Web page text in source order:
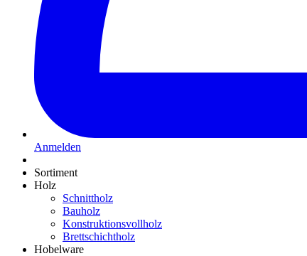
Anmelden
Sortiment
Holz
Schnittholz
Bauholz
Konstruktionsvollholz
Brettschichtholz
Hobelware